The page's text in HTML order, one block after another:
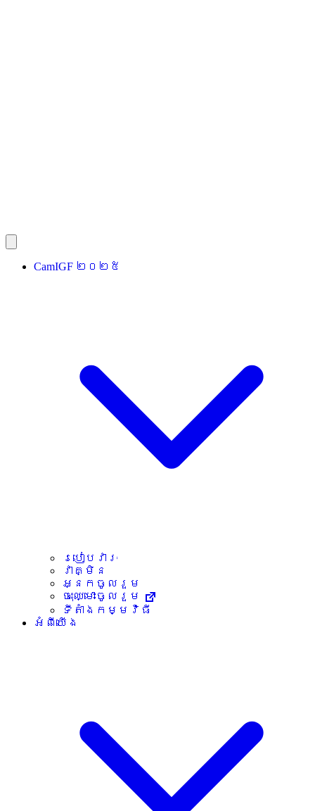
CamIGF ២០២៥
របៀបវារៈ
វាគ្មិន
អ្នកចូលរួម
ចុះឈ្មោះចូលរួម
ទីតាំងកម្មវិធី
អំពីយើង